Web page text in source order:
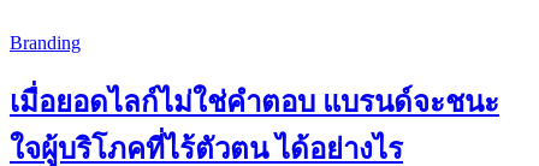
Branding
เมื่อยอดไลก์ไม่ใช่คำตอบ แบรนด์จะชนะ
ใจผู้บริโภคที่ไร้ตัวตน ได้อย่างไร